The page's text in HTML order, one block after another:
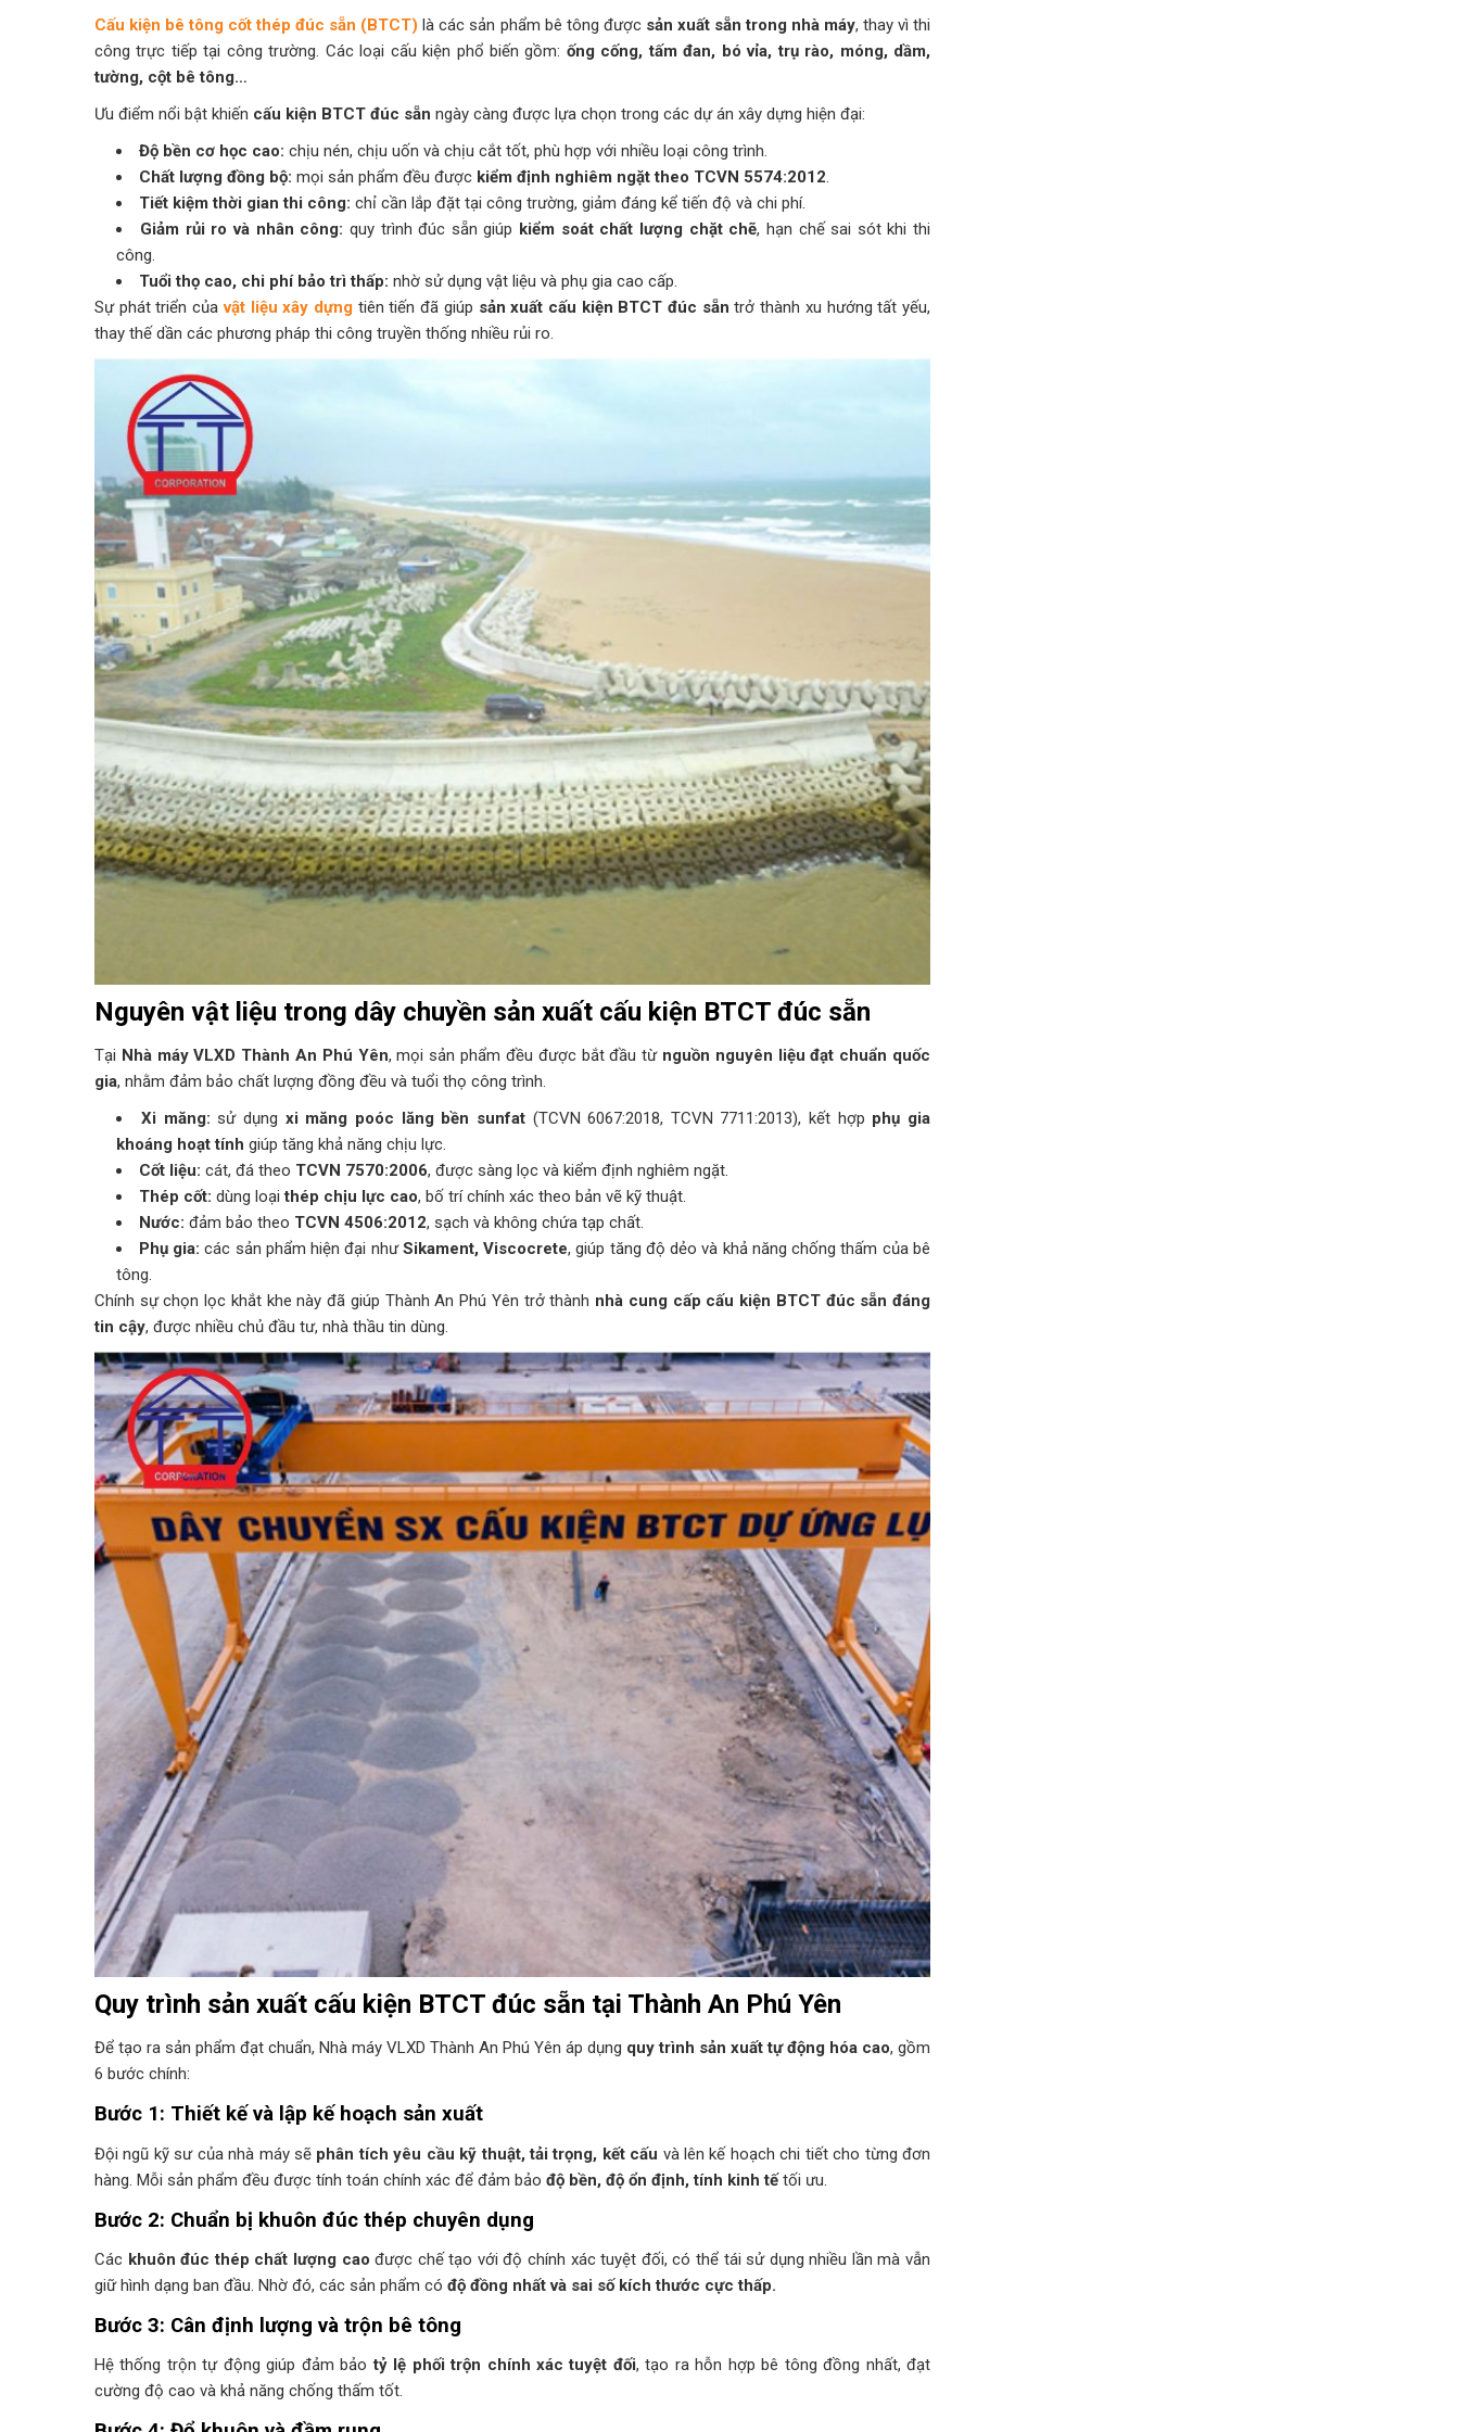
Cấu kiện bê tông cốt thép đúc sẵn (BTCT) là các sản phẩm bê tông được sản xuất sẵn trong nhà máy, thay vì thi
công trực tiếp tại công trường. Các loại cấu kiện phổ biến gồm: ống cống, tấm đan, bó vỉa, trụ rào, móng, dầm,
tường, cột bê tông…
Ưu điểm nổi bật khiến cấu kiện BTCT đúc sẵn ngày càng được lựa chọn trong các dự án xây dựng hiện đại:
Độ bền cơ học cao: chịu nén, chịu uốn và chịu cắt tốt, phù hợp với nhiều loại công trình.
Chất lượng đồng bộ: mọi sản phẩm đều được kiểm định nghiêm ngặt theo TCVN 5574:2012.
Tiết kiệm thời gian thi công: chỉ cần lắp đặt tại công trường, giảm đáng kể tiến độ và chi phí.
Giảm rủi ro và nhân công: quy trình đúc sẵn giúp kiểm soát chất lượng chặt chẽ, hạn chế sai sót khi thi
công.
Tuổi thọ cao, chi phí bảo trì thấp: nhờ sử dụng vật liệu và phụ gia cao cấp.
Sự phát triển củavật liệu xây dựngtiên tiến đã giúp sản xuất cấu kiện BTCT đúc sẵn trở thành xu hướng tất yếu,
thay thế dần các phương pháp thi công truyền thống nhiều rủi ro.
Nguyên vật liệu trong dây chuyền sản xuất cấu kiện BTCT đúc sẵn
Tại Nhà máy VLXD Thành An Phú Yên, mọi sản phẩm đều được bắt đầu từ nguồn nguyên liệu đạt chuẩn quốc
gia, nhằm đảm bảo chất lượng đồng đều và tuổi thọ công trình.
Xi măng: sử dụng xi măng poóc lăng bền sunfat(TCVN 6067:2018, TCVN 7711:2013), kết hợp phụ gia
khoáng hoạt tính giúp tăng khả năng chịu lực.
Cốt liệu: cát, đá theo TCVN 7570:2006, được sàng lọc và kiểm định nghiêm ngặt.
Thép cốt: dùng loạithép chịu lực cao, bố trí chính xác theo bản vẽ kỹ thuật.
Nước: đảm bảo theo TCVN 4506:2012, sạch và không chứa tạp chất.
Phụ gia: các sản phẩm hiện đại nhưSikament, Viscocrete, giúp tăng độ dẻo và khả năng chống thấm của bê
tông.
Chính sự chọn lọc khắt khe này đã giúp Thành An Phú Yên trở thành nhà cung cấp cấu kiện BTCT đúc sẵn đáng
tin cậy, được nhiều chủ đầu tư, nhà thầu tin dùng.
Quy trình sản xuất cấu kiện BTCT đúc sẵn tại Thành An Phú Yên
Để tạo ra sản phẩm đạt chuẩn, Nhà máy VLXD Thành An Phú Yên áp dụng quy trình sản xuất tự động hóa cao, gồm
6 bước chính:
Bước 1: Thiết kế và lập kế hoạch sản xuất
Đội ngũ kỹ sư của nhà máy sẽ phân tích yêu cầu kỹ thuật, tải trọng, kết cấu và lên kế hoạch chi tiết cho từng đơn
hàng. Mỗi sản phẩm đều được tính toán chính xác để đảm bảo độ bền, độ ổn định, tính kinh tếtối ưu.
Bước 2: Chuẩn bị khuôn đúc thép chuyên dụng
Các khuôn đúc thép chất lượng cao được chế tạo với độ chính xác tuyệt đối, có thể tái sử dụng nhiều lần mà vẫn
giữ hình dạng ban đầu. Nhờ đó, các sản phẩm có độ đồng nhất và sai số kích thước cực thấp.
Bước 3: Cân định lượng và trộn bê tông
Hệ thống trộn tự động giúp đảm bảotỷ lệ phối trộn chính xác tuyệt đối, tạo ra hỗn hợp bê tông đồng nhất, đạt
cường độ cao và khả năng chống thấm tốt.